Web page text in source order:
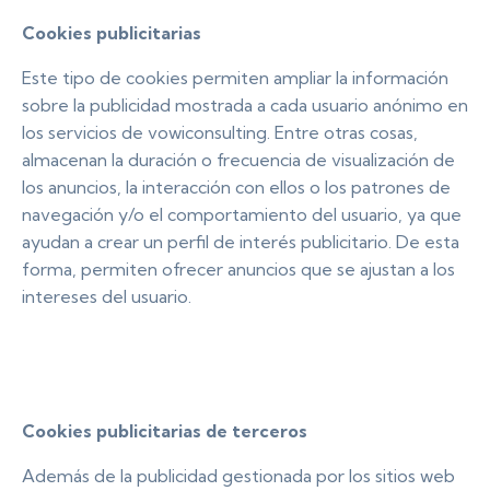
Cookies publicitarias
Este tipo de cookies permiten ampliar la información
sobre la publicidad mostrada a cada usuario anónimo en
los servicios de vowiconsulting. Entre otras cosas,
almacenan la duración o frecuencia de visualización de
los anuncios, la interacción con ellos o los patrones de
navegación y/o el comportamiento del usuario, ya que
ayudan a crear un perfil de interés publicitario. De esta
forma, permiten ofrecer anuncios que se ajustan a los
intereses del usuario.
Cookies publicitarias de terceros
Además de la publicidad gestionada por los sitios web